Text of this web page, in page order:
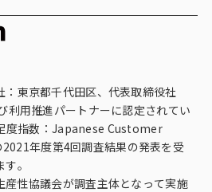
東京都千代田区、代表取締役社
利用推進パートナーに認定されてい
度指数：Japanese Customer
年度第4回調査結果の発表を受
。
産性協議会が調査主体となって実施